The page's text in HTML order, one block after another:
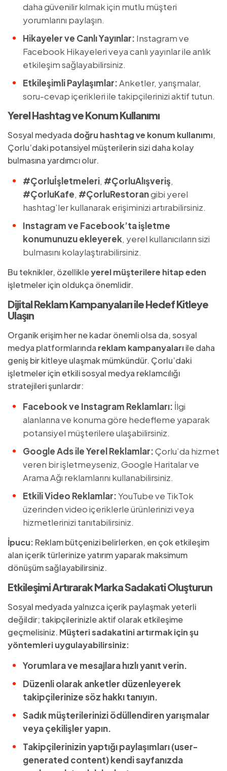
daha güvenilir kılmak için mutlu müşteri
yorumlarını paylaşın.
Hikayeler ve Canlı Yayınlar: Instagram ve
Facebook Hikayeleri veya canlı yayınlar ile anlık
etkileşim sağlayabilirsiniz.
Etkileşimli Paylaşımlar:Anketler, yarışmalar,
soru-cevap içerikleri ile takipçilerinizi aktif tutun.
Yerel Hashtag ve Konum Kullanımı
Sosyal medyada doğru hashtag ve konum kullanımı,
Çorlu’daki potansiyel müşterilerin sizi daha kolay
bulmasına yardımcı olur.
#Çorluİşletmeleri, #ÇorluAlışveriş,
#ÇorluKafe, #ÇorluRestorangibi yerel
hashtag’ler kullanarak erişiminizi artırabilirsiniz.
Instagram ve Facebook’ta işletme
konumunuzu ekleyerek, yerel kullanıcıların sizi
bulmasını kolaylaştırabilirsiniz.
Bu teknikler, özellikleyerel müşterilere hitap eden
işletmeler için oldukça önemlidir.
Dijital Reklam Kampanyaları ile Hedef Kitleye
Ulaşın
Organik erişim her ne kadar önemli olsa da, sosyal
medya platformlarında reklam kampanyalarıile daha
geniş bir kitleye ulaşmak mümkündür. Çorlu’daki
işletmeler için etkili sosyal medya reklamcılığı
stratejileri şunlardır:
Facebook ve Instagram Reklamları: İlgi
alanlarına ve konuma göre hedefleme yaparak
potansiyel müşterilere ulaşabilirsiniz.
Google Ads ile Yerel Reklamlar:Çorlu’da hizmet
veren bir işletmeyseniz, Google Haritalar ve
Arama Ağı reklamlarını kullanabilirsiniz.
Etkili Video Reklamlar:YouTube ve TikTok
üzerinden video içeriklerle ürünlerinizi veya
hizmetlerinizi tanıtabilirsiniz.
İpucu: Reklam bütçenizi belirlerken, en çok etkileşim
alan içerik türlerinize yatırım yaparak maksimum
dönüşüm sağlayabilirsiniz.
Etkileşimi Artırarak Marka Sadakati Oluşturun
Sosyal medyada yalnızca içerik paylaşmak yeterli
değildir; takipçilerinizle aktif olarak etkileşime
geçmelisiniz. Müşteri sadakatini artırmak için şu
yöntemleri uygulayabilirsiniz:
Yorumlara ve mesajlara hızlı yanıt verin.
Düzenli olarak anketler düzenleyerek
takipçilerinize söz hakkı tanıyın.
Sadık müşterilerinizi ödüllendiren yarışmalar
veya çekilişler yapın.
Takipçilerinizin yaptığı paylaşımları (user-
generated content) kendi sayfanızda